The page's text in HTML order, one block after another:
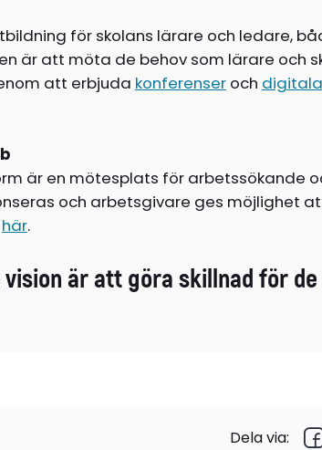
för skolans lärare och ledare,
är att möta de behov som lärare och
att erbjuda konferenseroch
är en mötesplats för arbetssökande
och arbetsgivare ges möjlighet
här.
är att göra skillnad för
Dela via: